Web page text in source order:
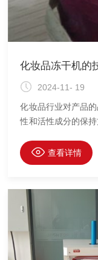
化妆品冻干机的
2024-11- 19
化妆品行业对产品
性和活性成分的保
养成分和活性物质
文将介绍化妆品冻
查看详情